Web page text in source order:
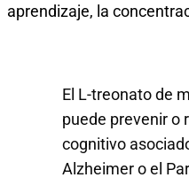
aprendizaje, la
El L-treonato de
puede prevenir o
cognitivo
Alzheimer o el